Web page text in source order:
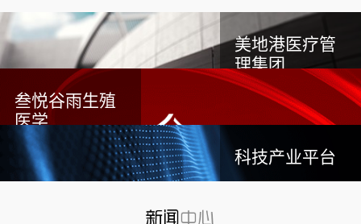
美地港医疗管
理集团
叁悦谷雨生殖
医学
科技产业平台